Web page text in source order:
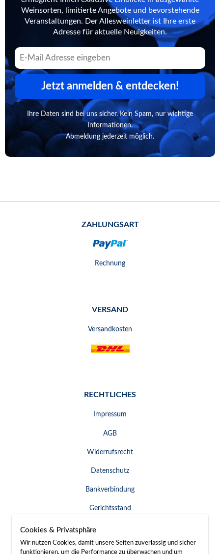
Weinsorten, limitierte Angebote und bevorstehende
Veranstaltungen. Der Allesweinletter ist Ihre erste
Adresse für aktuelle Neuigkeiten.
Jetzt anmelden & entdecken!
Ihre Daten sind bei uns sicher. Kein Spam, nur wichtige
Informationen.
Abmeldung jederzeit möglich.
ZAHLUNGSART
Rechnung
VERSAND
Versandkosten
RECHTLICHES
Impressum
AGB
Widerrufsrecht
Datenschutz
Bankverbindung
Gerichtsstand
Widerruf erklären
Cookies & Privatsphäre
Wir nutzen Cookies, damit unsere Seiten zuverlässig und sicher
funktionieren, um die Performance zu überwachen und um